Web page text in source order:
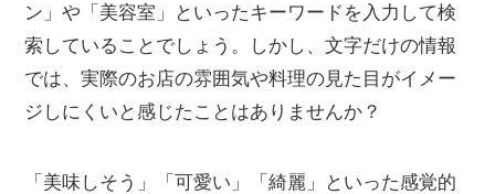
ン」や「美容室」といったキーワードを入力して検
索していることでしょう。しかし、文字だけの情報
では、実際のお店の雰囲気や料理の見た目がイメー
ジしにくいと感じたことはありませんか？
「美味しそう」「可愛い」「綺麗」といった感覚的